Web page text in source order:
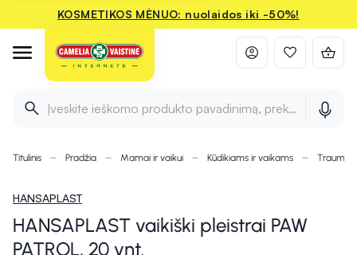
KOSMETIKOS MĖNUO: nuolaidos iki -50%!
Įveskite ieškomo produkto pavadinimą, prekės ženklą ir
Titulinis Pradžia Mamai ir vaikui Kūdikiams ir vaikams
HANSAPLAST
HANSAPLAST vaikiški pleistrai PAW
PATROL, 20 vnt.